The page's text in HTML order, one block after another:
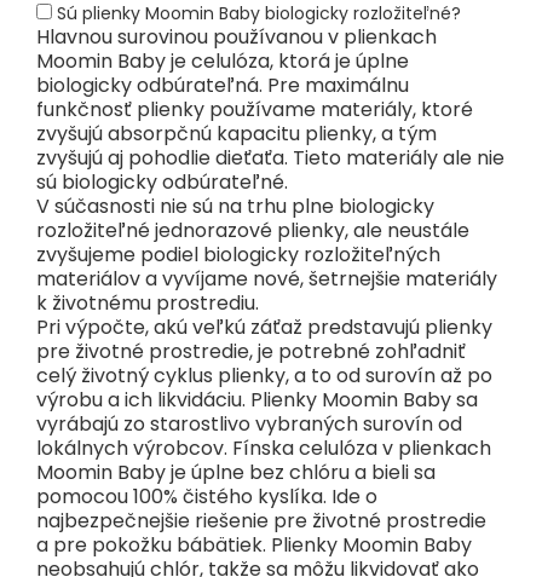
Sú plienky Moomin Baby biologicky rozložiteľné?
Hlavnou surovinou používanou v plienkach
Moomin Baby je celulóza, ktorá je úplne
biologicky odbúrateľná. Pre maximálnu
funkčnosť plienky používame materiály, ktoré
zvyšujú absorpčnú kapacitu plienky, a tým
zvyšujú aj pohodlie dieťaťa. Tieto materiály ale nie
sú biologicky odbúrateľné.
V súčasnosti nie sú na trhu plne biologicky
rozložiteľné jednorazové plienky, ale neustále
zvyšujeme podiel biologicky rozložiteľných
materiálov a vyvíjame nové, šetrnejšie materiály
k životnému prostrediu.
Pri výpočte, akú veľkú záťaž predstavujú plienky
pre životné prostredie, je potrebné zohľadniť
celý životný cyklus plienky, a to od surovín až po
výrobu a ich likvidáciu. Plienky Moomin Baby sa
vyrábajú zo starostlivo vybraných surovín od
lokálnych výrobcov. Fínska celulóza v plienkach
Moomin Baby je úplne bez chlóru a bieli sa
pomocou 100% čistého kyslíka. Ide o
najbezpečnejšie riešenie pre životné prostredie
a pre pokožku bábätiek. Plienky Moomin Baby
neobsahujú chlór, takže sa môžu likvidovať ako